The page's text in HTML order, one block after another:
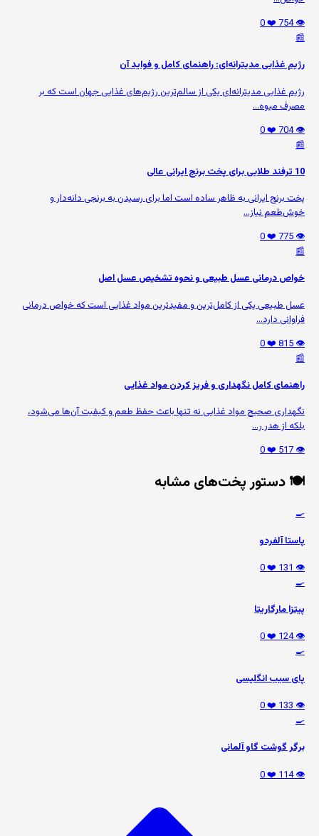
👁️ 754
❤️ 0
📰
رژیم غذایی مدیترانه‌ای: راهنمای کامل و فواید آن
رژیم غذایی مدیترانه‌ای یکی از سالم‌ترین رژیم‌های غذایی جهان است که بر
مصرف میوه‌...
👁️ 704
❤️ 0
📰
10 ترفند طلایی برای پخت برنج ایرانی عالی
پخت برنج ایرانی به ظاهر ساده است اما برای رسیدن به برنجی دانه‌دار و
خوش‌طعم نیاز...
👁️ 775
❤️ 0
📰
خواص درمانی عسل طبیعی و نحوه تشخیص عسل اصل
عسل طبیعی یکی از کامل‌ترین و مفیدترین مواد غذایی است که خواص درمانی
فراوانی دارد...
👁️ 815
❤️ 0
📰
راهنمای کامل نگهداری و فریز کردن مواد غذایی
نگهداری صحیح مواد غذایی نه تنها باعث حفظ طعم و کیفیت آن‌ها می‌شود،
بلکه از هدر ر...
👁️ 517
❤️ 0
🍽️ دستور پخت‌های مشابه
🍳
پاستا آلفردو
👁️ 131
❤️ 0
🍳
پیتزا مارگاریتا
👁️ 124
❤️ 0
🍳
پای سیب انگلیسی
👁️ 133
❤️ 0
🍳
برگر گوشت گاو آلمانی
👁️ 114
❤️ 0